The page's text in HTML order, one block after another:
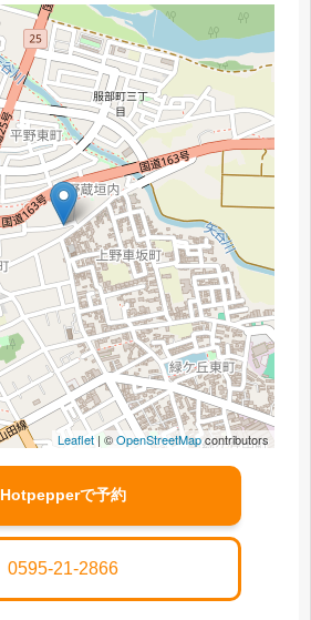
Leaflet | ©OpenStreetMapcontributors
Hotpepperで予約
0595-21-2866